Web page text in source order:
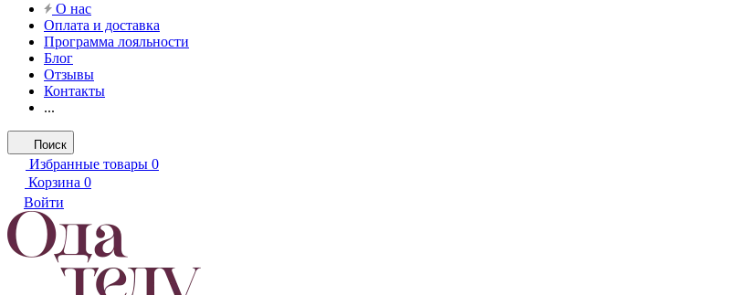
О нас
Оплата и доставка
Программа лояльности
Блог
Отзывы
Контакты
...
Поиск
Избранные товары 0
Корзина 0
Войти